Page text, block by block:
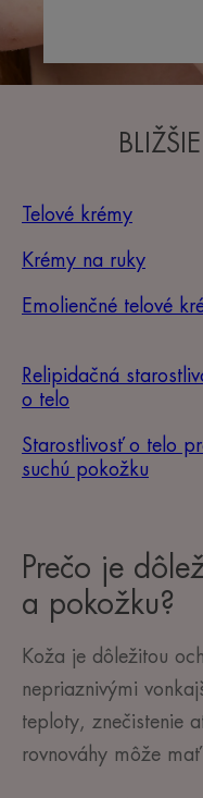
Telové krémy
Krémy na ruky
Emolienčné telové
Relipidačná
o telo
Starostlivosť o telo
suchú pokožku
Prečo je
a pokožku?
Koža je dôležitou
nepriaznivými
teploty, znečistenie
rovnováhy môže